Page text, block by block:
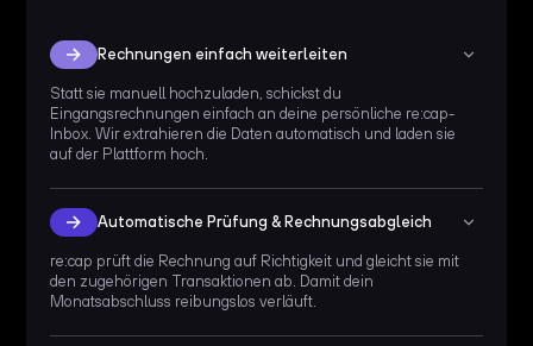
Rechnungen einfach weiterleiten
Statt sie manuell hochzuladen, schickst du
Eingangsrechnungen einfach an deine persönliche re:cap-
Inbox. Wir extrahieren die Daten automatisch und laden sie
auf der Plattform hoch.
Automatische Prüfung & Rechnungsabgleich
re:cap prüft die Rechnung auf Richtigkeit und gleicht sie mit
den zugehörigen Transaktionen ab. Damit dein
Monatsabschluss reibungslos verläuft.